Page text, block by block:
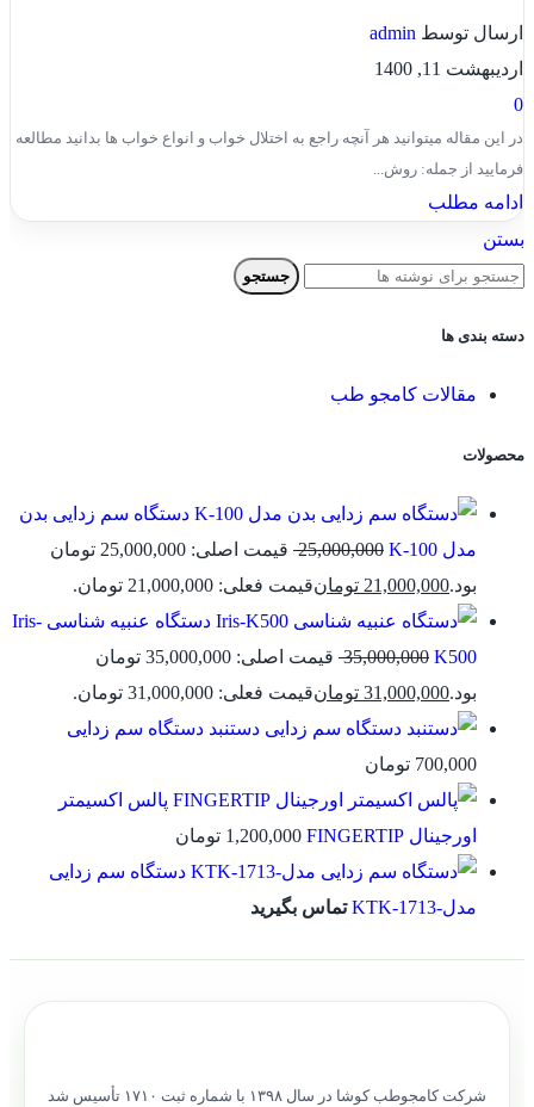
ارسال توسط admin
اردیبهشت 11, 1400
0
در این مقاله میتوانید هر آنچه راجع به اختلال خواب و انواع خواب ها بدانید مطالعه
فرمایید از جمله: روش...
ادامه مطلب
بستن
جستجو
دسته بندی ها
مقالات کامجو طب
محصولات
دستگاه سم زدایی بدن
مدل K-100
25,000,000
قیمت اصلی: 25,000,000 تومان
بود.21,000,000 تومانقیمت فعلی: 21,000,000 تومان.
دستگاه عنبیه شناسی Iris-
K500
35,000,000
قیمت اصلی: 35,000,000 تومان
بود.31,000,000 تومانقیمت فعلی: 31,000,000 تومان.
دستنبد دستگاه سم زدایی
700,000 تومان
پالس اکسیمتر
اورجینال FINGERTIP
1,200,000 تومان
دستگاه سم زدایی
مدل-KTK-1713
تماس بگیرید
شرکت کامجوطب کوشا در سال ۱۳۹۸ با شماره ثبت ۱۷۱۰ تأسیس شد